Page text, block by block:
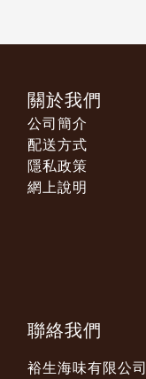
關於我們
公司簡介
配送方式
隱私政策
網上說明
聯絡我們
裕生海味有限公司